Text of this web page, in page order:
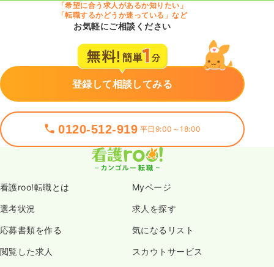
「希望に合う求人があるか知りたい」
「転職するかどうか迷っている」など
お気軽にご相談ください
登録して相談してみる
0120-512-919 平日9:00～18:00
看護roo!転職とは Myページ
選考状況 求人を探す
応募書類を作る 気になるリスト
閲覧した求人 スカウトサービス